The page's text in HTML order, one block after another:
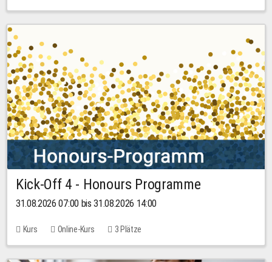
Kick-Off 4 - Honours Programme
31.08.2026 07:00 bis 31.08.2026 14:00
Kurs Online-Kurs 3 Plätze